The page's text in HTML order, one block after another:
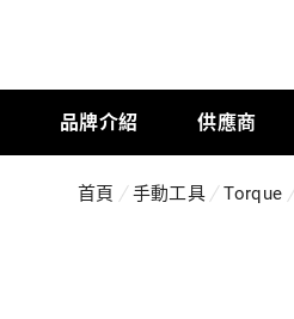
品牌介紹 供應商
首頁 手動工具 Torque